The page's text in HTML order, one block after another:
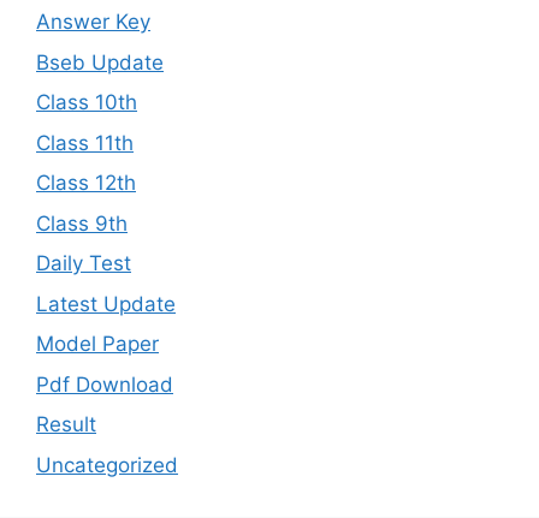
Answer Key
Bseb Update
Class 10th
Class 11th
Class 12th
Class 9th
Daily Test
Latest Update
Model Paper
Pdf Download
Result
Uncategorized